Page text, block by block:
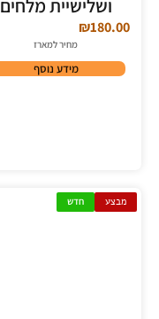
ושלישיית מלחים
₪180.00
מחיר למארז
מידע נוסף
מבצע חדש